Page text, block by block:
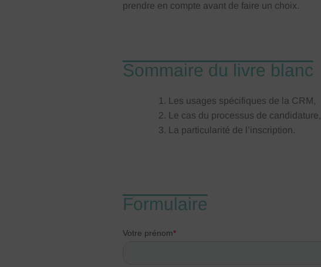
prendre en compte avant de faire un choix.
Sommaire du livre blanc
Les usages spécifiques de la CRM,
Le cas du processus de candidature,
La particularité de l’inscription.
Formulaire